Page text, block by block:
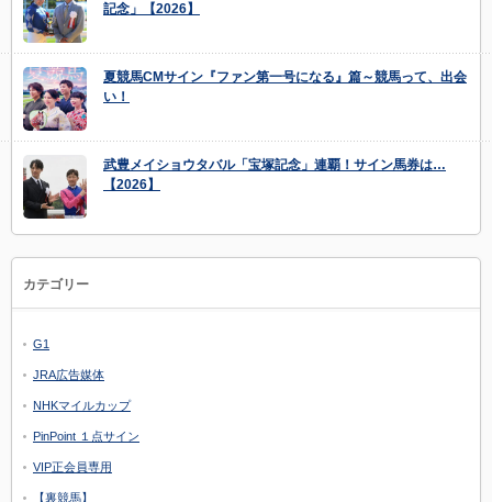
記念」【2026】
夏競馬CMサイン『ファン第一号になる』篇～競馬って、出会
い！
武豊メイショウタバル「宝塚記念」連覇！サイン馬券は…
【2026】
カテゴリー
G1
JRA広告媒体
NHKマイルカップ
PinPoint １点サイン
VIP正会員専用
【裏競馬】